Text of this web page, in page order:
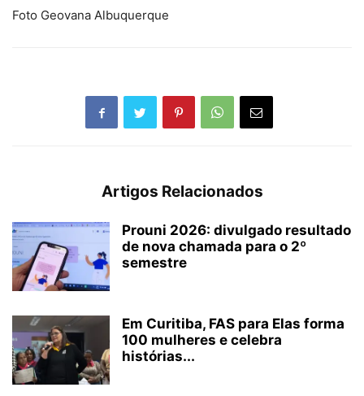
Foto Geovana Albuquerque
Artigos Relacionados
Prouni 2026: divulgado resultado
de nova chamada para o 2º
semestre
Em Curitiba, FAS para Elas forma
100 mulheres e celebra
histórias...